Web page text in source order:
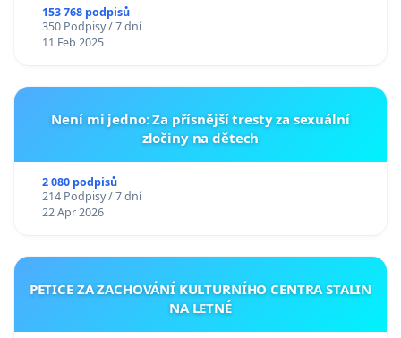
153 768 podpisů
350 Podpisy / 7 dní
11 Feb 2025
Není mi jedno: Za přísnější tresty za sexuální
zločiny na dětech
2 080 podpisů
214 Podpisy / 7 dní
22 Apr 2026
PETICE ZA ZACHOVÁNÍ KULTURNÍHO CENTRA STALIN
NA LETNÉ